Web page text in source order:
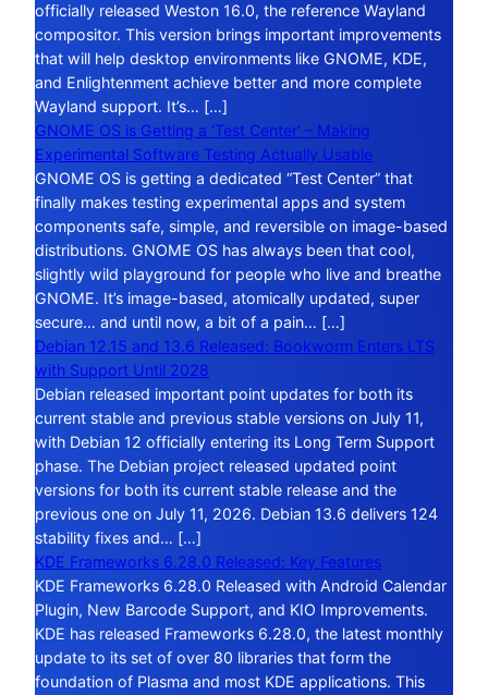
officially released Weston 16.0, the reference Wayland
compositor. This version brings important improvements
that will help desktop environments like GNOME, KDE,
and Enlightenment achieve better and more complete
Wayland support. It’s… […]
GNOME OS is Getting a ‘Test Center’ – Making
Experimental Software Testing Actually Usable
GNOME OS is getting a dedicated “Test Center” that
finally makes testing experimental apps and system
components safe, simple, and reversible on image-based
distributions. GNOME OS has always been that cool,
slightly wild playground for people who live and breathe
GNOME. It’s image-based, atomically updated, super
secure… and until now, a bit of a pain… […]
Debian 12.15 and 13.6 Released: Bookworm Enters LTS
with Support Until 2028
Debian released important point updates for both its
current stable and previous stable versions on July 11,
with Debian 12 officially entering its Long Term Support
phase. The Debian project released updated point
versions for both its current stable release and the
previous one on July 11, 2026. Debian 13.6 delivers 124
stability fixes and… […]
KDE Frameworks 6.28.0 Released: Key Features
KDE Frameworks 6.28.0 Released with Android Calendar
Plugin, New Barcode Support, and KIO Improvements.
KDE has released Frameworks 6.28.0, the latest monthly
update to its set of over 80 libraries that form the
foundation of Plasma and most KDE applications. This